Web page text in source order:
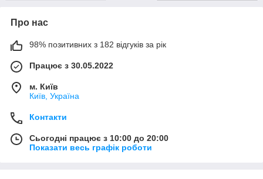
Про нас
98% позитивних з 182 відгуків за рік
Працює з 30.05.2022
м. Київ
Київ, Україна
Контакти
Сьогодні працює з 10:00 до 20:00
Показати весь графік роботи